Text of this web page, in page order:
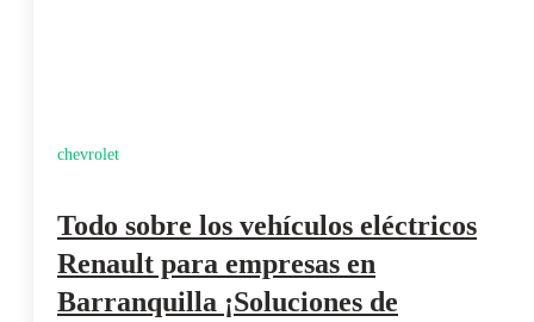
chevrolet
Todo sobre los vehículos eléctricos
Renault para empresas en
Barranquilla ¡Soluciones de